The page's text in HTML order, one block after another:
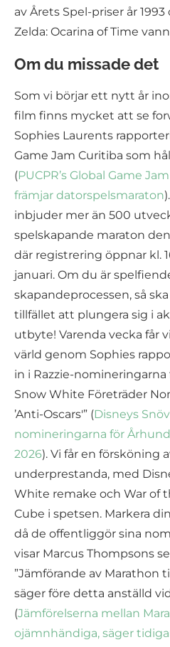
av Årets Spel-priser år
Zelda: Ocarina of Time vann
Om du missade det
Som vi börjar ett nytt år
film finns mycket att se
Sophies Laurents
Game Jam Curitiba som
(PUCPR’s Global Game
främjar datorspelsmaraton
inbjuder mer än 500
spelskapande maraton
där registrering öppnar kl.
januari. Om du är
skapandeprocessen, så
tillfället att plungera sig i
utbyte! Varenda vecka får
värld genom Sophies
in i Razzie-nomineringarna
Snow White Företräder
’Anti-Oscars'” (Disneys
nomineringarna för
2026). Vi får en försköning
underprestanda, med
White remake och War of
Cube i spetsen. Markera
då de offentliggör sina
visar Marcus Thompsons
”Jämförande av Marathon
säger före detta anställd
(Jämförelserna mellan
ojämnhändiga, säger